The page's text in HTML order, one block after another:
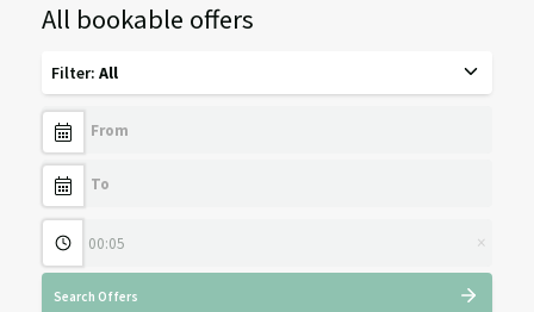
All bookable offers
Filter: All
×
Search Offers